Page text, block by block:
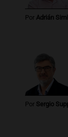
proteínas
Una
Episodios
Audio.
la
Por Adrián
Por Sergio